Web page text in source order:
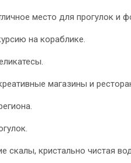
место для прогулок и
на кораблике.
магазины и
кристально чистая